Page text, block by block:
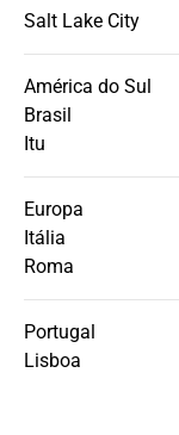
Salt Lake City
América do Sul
Brasil
Itu
Europa
Itália
Roma
Portugal
Lisboa